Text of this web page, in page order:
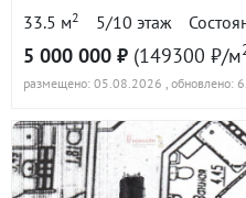
33.5 м2 5/10 этаж
5 000 000 ₽ (149300 ₽/м
размещено: 05.08.2026 , обновлено: